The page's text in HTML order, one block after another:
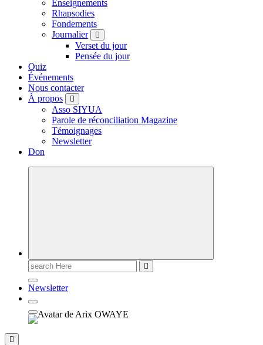
Enseignements
Rhapsodies
Fondements
Journalier
Verset du jour
Pensée du jour
Quiz
Événements
Nous contacter
À propos
Asso SIYUA
Parole de réconciliation Magazine
Témoignages
Newsletter
Don
Newsletter